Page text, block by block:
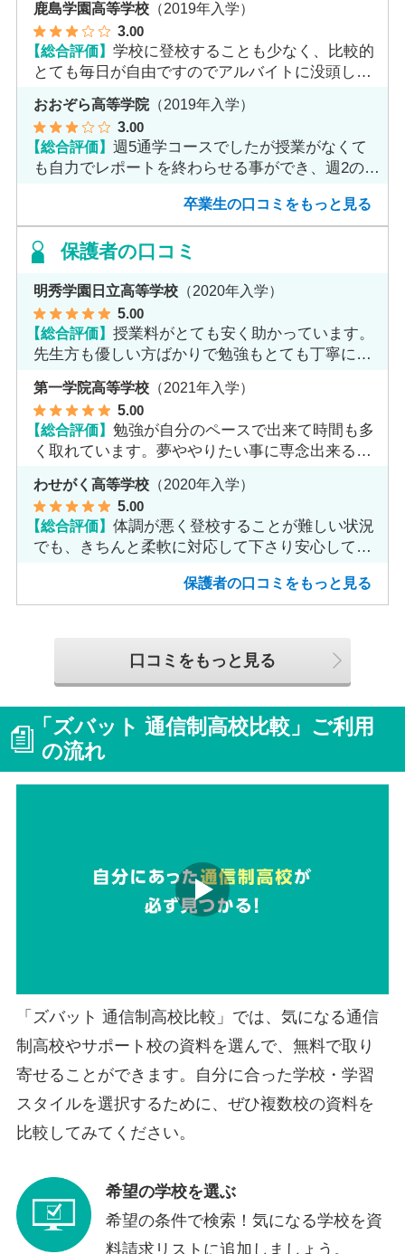
鹿島学園高等学校 （2019年入学）
3.00
【総合評価】学校に登校することも少なく、比較的
とても毎日が自由ですのでアルバイトに没頭して
おおぞら高等学院（2019年入学）
3.00
【総合評価】週5通学コースでしたが授業がなくて
も自力でレポートを終わらせる事ができ、週2のコ
卒業生の口コミをもっと見る
保護者の口コミ
明秀学園日立高等学校 （2020年入学）
5.00
【総合評価】授業料がとても安く助かっています。
先生方も優しい方ばかりで勉強もとても丁寧に教
第一学院高等学校 （2021年入学）
5.00
【総合評価】勉強が自分のペースで出来て時間も多
く取れています。夢ややりたい事に専念出来る点
わせがく高等学校 （2020年入学）
5.00
【総合評価】体調が悪く登校することが難しい状況
でも、きちんと柔軟に対応して下さり安心して進
保護者の口コミをもっと見る
口コミをもっと見る
「ズバット 通信制高校比較」ご利用
の流れ
「ズバット 通信制高校比較」では、気になる通信
制高校やサポート校の資料を選んで、無料で取り
寄せることができます。自分に合った学校・学習
スタイルを選択するために、ぜひ複数校の資料を
比較してみてください。
希望の学校を選ぶ
希望の条件で検索！気になる学校を資
料請求リストに追加しましょう。